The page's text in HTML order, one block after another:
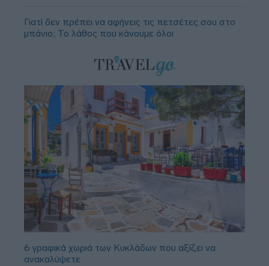
Γιατί δεν πρέπει να αφήνεις τις πετσέτες σου στο
μπάνιο; Το λάθος που κάνουμε όλοι
6 γραφικά χωριά των Κυκλάδων που αξίζει να
ανακαλύψετε